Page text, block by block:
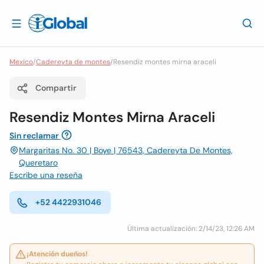
Mexico/Cadereyta de montes/Resendiz montes mirna araceli
Compartir
Resendiz Montes Mirna Araceli
Sin reclamar
Margaritas No. 30 | Boye | 76543, Cadereyta De Montes,
Queretaro
Escribe una reseña
+52 4422931046
Última actualización: 2/14/23, 12:26 AM
¡Atención dueños!